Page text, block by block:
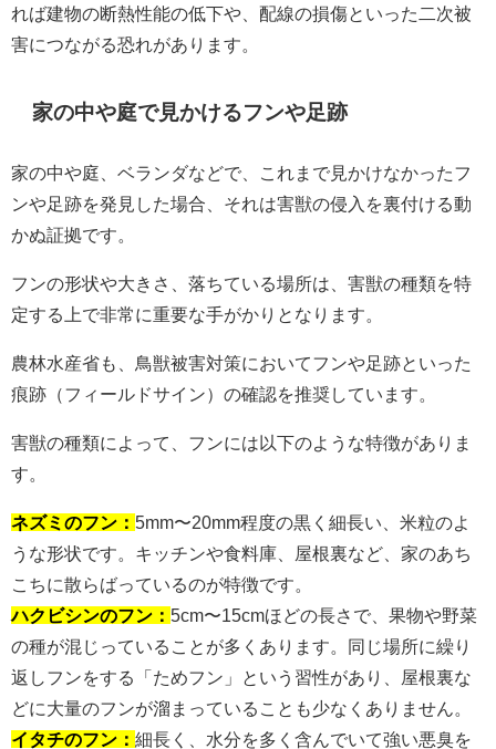
れば建物の断熱性能の低下や、配線の損傷といった二次被
害につながる恐れがあります。
家の中や庭で見かけるフンや足跡
家の中や庭、ベランダなどで、これまで見かけなかったフ
ンや足跡を発見した場合、それは害獣の侵入を裏付ける動
かぬ証拠です。
フンの形状や大きさ、落ちている場所は、害獣の種類を特
定する上で非常に重要な手がかりとなります。
農林水産省も、鳥獣被害対策においてフンや足跡といった
痕跡（フィールドサイン）の確認を推奨しています。
害獣の種類によって、フンには以下のような特徴がありま
す。
ネズミのフン： 5mm〜20mm程度の黒く細長い、米粒のよ
うな形状です。キッチンや食料庫、屋根裏など、家のあち
こちに散らばっているのが特徴です。
ハクビシンのフン： 5cm〜15cmほどの長さで、果物や野菜
の種が混じっていることが多くあります。同じ場所に繰り
返しフンをする「ためフン」という習性があり、屋根裏な
どに大量のフンが溜まっていることも少なくありません。
イタチのフン： 細長く、水分を多く含んでいて強い悪臭を